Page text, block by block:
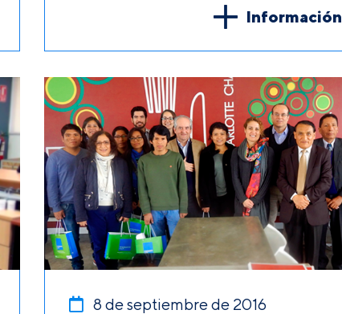
Información
8 de septiembre de 2016